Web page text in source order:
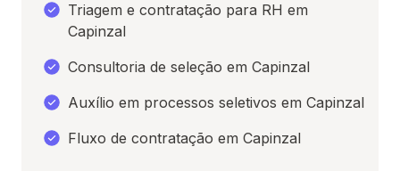
Triagem e contratação para RH em
Capinzal
Consultoria de seleção em Capinzal
Auxílio em processos seletivos em Capinzal
Fluxo de contratação em Capinzal